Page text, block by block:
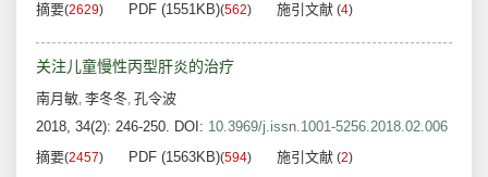
摘要(2629) PDF (1551KB)(562) 施引文献 (4)
关注儿童慢性丙型肝炎的治疗
南月敏, 李冬冬, 孔令波
2018, 34(2): 246-250. DOI: 10.3969/j.issn.1001-5256.2018.02.006
摘要(2457) PDF (1563KB)(594) 施引文献 (2)